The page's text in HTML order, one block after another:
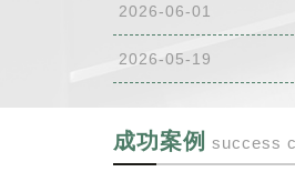
2026-06-01
2026-05-19
成功案例 success